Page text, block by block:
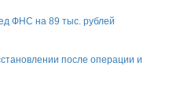
ФНС на 89 тыс. рублей
после операции и